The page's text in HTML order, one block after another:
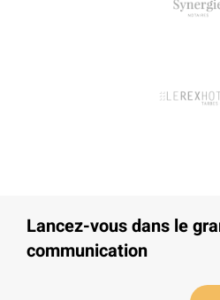
Lancez-vous dans le
communication